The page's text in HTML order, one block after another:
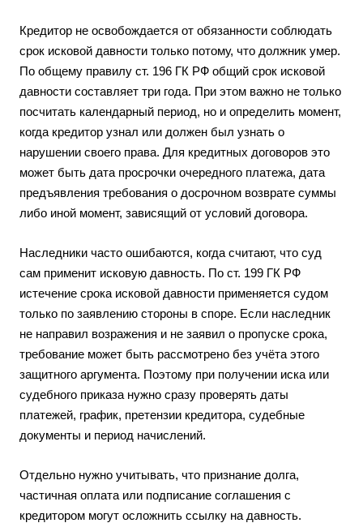
Кредитор не освобождается от обязанности соблюдать
срок исковой давности только потому, что должник умер.
По общему правилу ст. 196 ГК РФ общий срок исковой
давности составляет три года. При этом важно не только
посчитать календарный период, но и определить момент,
когда кредитор узнал или должен был узнать о
нарушении своего права. Для кредитных договоров это
может быть дата просрочки очередного платежа, дата
предъявления требования о досрочном возврате суммы
либо иной момент, зависящий от условий договора.
Наследники часто ошибаются, когда считают, что суд
сам применит исковую давность. По ст. 199 ГК РФ
истечение срока исковой давности применяется судом
только по заявлению стороны в споре. Если наследник
не направил возражения и не заявил о пропуске срока,
требование может быть рассмотрено без учёта этого
защитного аргумента. Поэтому при получении иска или
судебного приказа нужно сразу проверять даты
платежей, график, претензии кредитора, судебные
документы и период начислений.
Отдельно нужно учитывать, что признание долга,
частичная оплата или подписание соглашения с
кредитором могут осложнить ссылку на давность.